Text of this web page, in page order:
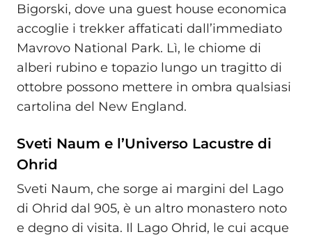
Bigorski, dove una guest house economica
accoglie i trekker affaticati dall’immediato
Mavrovo National Park. Lì, le chiome di
alberi rubino e topazio lungo un tragitto di
ottobre possono mettere in ombra qualsiasi
cartolina del New England.
Sveti Naum e l’Universo Lacustre di
Ohrid
Sveti Naum, che sorge ai margini del Lago
di Ohrid dal 905, è un altro monastero noto
e degno di visita. Il Lago Ohrid, le cui acque